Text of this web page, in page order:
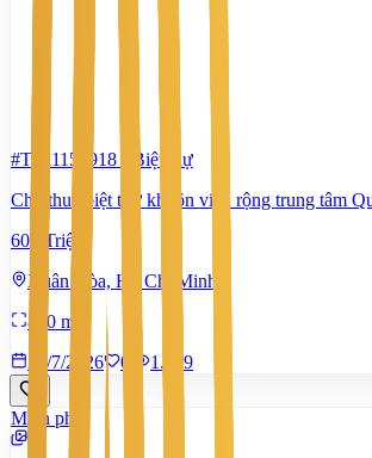
#TS11152918
Biệt thự
Cho thuê biệt thự khuôn viên rộng trung tâm
600 Triệu
Xuân Hòa, Hồ Chí Minh
800 m²
20/7/2026
0 1.219
Miễn phí